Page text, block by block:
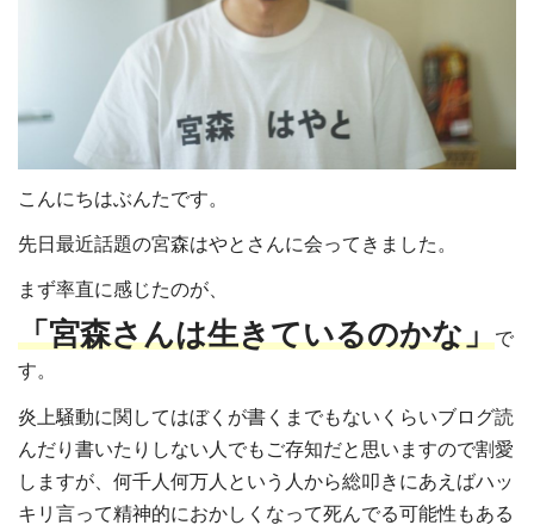
こんにちはぶんたです。
先日最近話題の宮森はやとさんに会ってきました。
まず率直に感じたのが、
「宮森さんは生きているのかな」で
す。
炎上騒動に関してはぼくが書くまでもないくらいブログ読
んだり書いたりしない人でもご存知だと思いますので割愛
しますが、何千人何万人という人から総叩きにあえばハッ
キリ言って精神的におかしくなって死んでる可能性もある